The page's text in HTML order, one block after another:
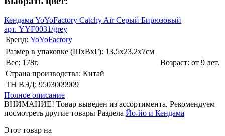
Кендама YoYoFactory Catchy Air Серый Бирюзовый
арт. YYF0031/grey
Бренд: YoYoFactory
Размер в упаковке (ШхВxГ): 13,5х23,2х7cм
Вес: 178г.
Возраст: от 9 лет.
Страна производства: Китай
ТН ВЭД: 9503009909
Полное описание
ВНИМАНИЕ! Товар выведен из ассортимента. Рекомендуем
посмотреть другие товары Раздела Йо-йо и Кендама
Этот товар на